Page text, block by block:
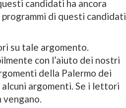
candidati ha ancora
di questi candidati
su tale argomento.
con l’aiuto dei nostri
della Palermo dei
argomenti. Se i lettori
vengano.